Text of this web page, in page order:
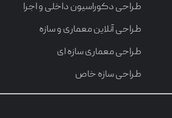
طراحی دکوراسیون داخلی و اجرا
طراحی آنلاین معماری و سازه
طراحی معماری سازه ای
طراحی سازه خاص